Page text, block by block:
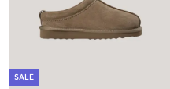
SALE